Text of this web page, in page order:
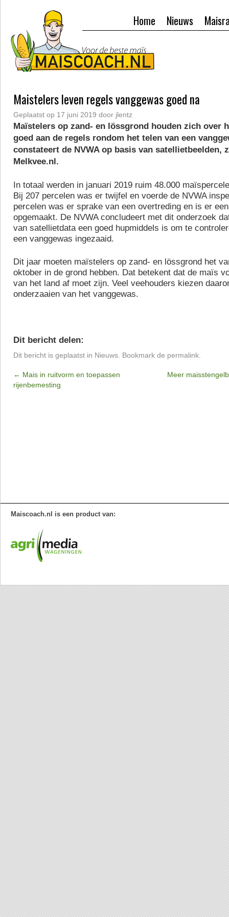
Nieuws
Home
Maistelers leven regels vanggewas goed na
Geplaatst op 17 juni 2019 door jlentz
Maïstelers op zand- en lössgrond houden zich over
goed aan de regels rondom het telen van een
constateert de NVWA op basis van satellietbeelden,
Melkvee.nl.
In totaal werden in januari 2019 ruim 48.000
Bij 207 percelen was er twijfel en voerde de NVWA
percelen was er sprake van een overtreding en is er
opgemaakt. De NVWA concludeert met dit onderzoek
van satellietdata een goed hupmiddels is om te
een vanggewas ingezaaid.
Dit jaar moeten maïstelers op zand- en lössgrond het
oktober in de grond hebben. Dat betekent dat de maïs
van het land af moet zijn. Veel veehouders kiezen
onderzaaien van het vanggewas.
Dit bericht delen:
Dit bericht is geplaatst in Nieuws . Bookmark de permalink
← Mais in ruitvorm en toepassen
rijenbemesting
Meer
Maiscoach.nl is een product van: